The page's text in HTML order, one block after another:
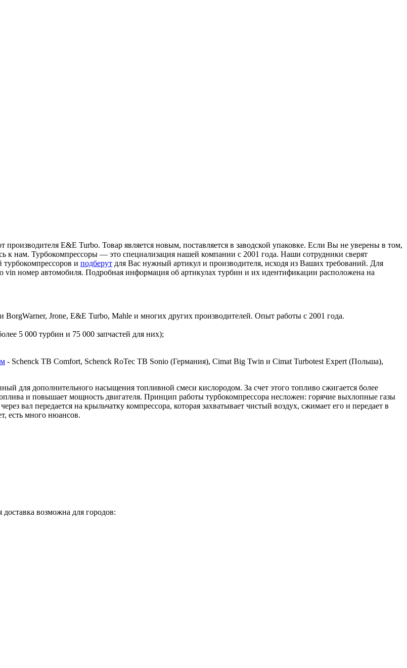
производителя E&E Turbo. Товар является новым, поставляется в заводской упаковке. Если Вы не уверены в том,
к нам. Турбокомпрессоры — это специализация нашей компании с 2001 года. Наши сотрудники сверят
и подберут для Вас нужный артикул и производителя, исходя из Ваших требований. Для
номер автомобиля. Подробная информация об артикулах турбин и их идентификации расположена на
Jrone, E&E Turbo, Mahle и многих других производителей. Опыт работы с 2001 года.
5 000 турбин и 75 000 запчастей для них);
- Schenck TB Comfort, Schenck RoTec TB Sonio (Германия), Cimat Big Twin и Cimat Turbotest Expert (Польша),
для дополнительного насыщения топливной смеси кислородом. За счет этого топливо сжигается более
и повышает мощность двигателя. Принцип работы турбокомпрессора несложен: горячие выхлопные газы
вал передается на крыльчатку компрессора, которая захватывает чистый воздух, сжимает его и передает в
есть много нюансов.
возможна для городов: